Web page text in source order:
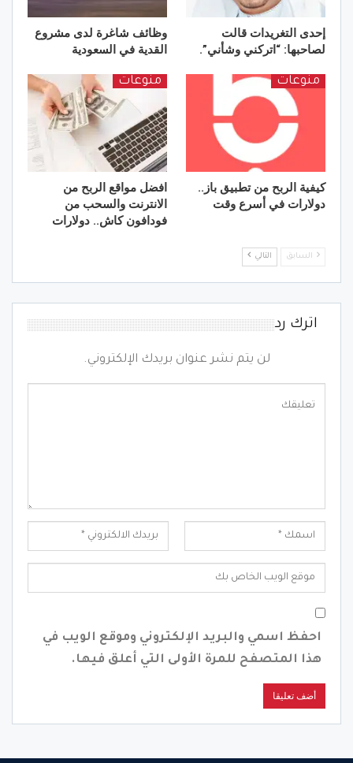
إحدى التغريدات قالت
لصاحبها: “اتركني وشأني”.
وظائف شاغرة لدى مشروع
القدية في السعودية
منوعات
كيفية الربح من تطبيق باز..
دولارات في أسرع وقت
منوعات
افضل مواقع الربح من
الانترنت والسحب من
فودافون كاش.. دولارات
السابق التالي
اترك رد
لن يتم نشر عنوان بريدك الإلكتروني.
احفظ اسمي والبريد الإلكتروني وموقع الويب في
هذا المتصفح للمرة الأولى التي أعلق فيها.